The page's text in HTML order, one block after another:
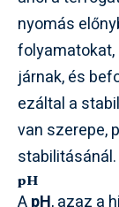
nyomás
járnak, és
ezáltal a
van szerepe,
stabilitásánál.
pH
ApH, azaz a